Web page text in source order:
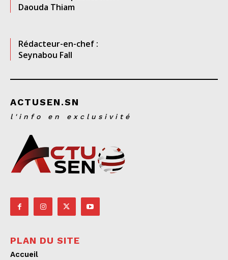
Daouda Thiam
Rédacteur-en-chef :
Seynabou Fall
ACTUSEN.SN
l'info en exclusivité
PLAN DU SITE
Accueil